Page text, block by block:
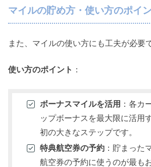
マイルの貯め方・使い方のポイ
また、マイルの使い方にも工夫が必要
使い方のポイント ：
ボーナスマイルを活用 ：各カ
ップボーナスを最大限に活用
初の大きなステップです。
特典航空券の予約：貯まった
航空券の予約に使うのが最も